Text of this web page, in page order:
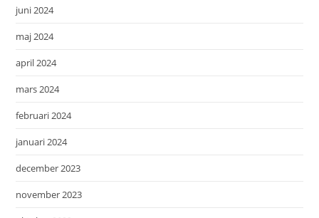
juni 2024
maj 2024
april 2024
mars 2024
februari 2024
januari 2024
december 2023
november 2023